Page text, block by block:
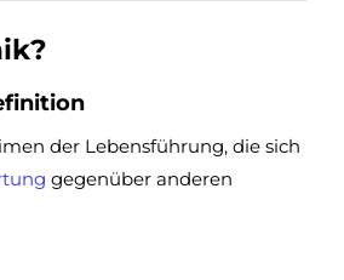
der Lebensführung, die sich
gegenüber anderen